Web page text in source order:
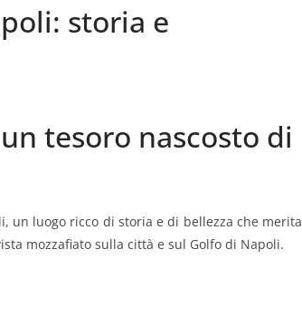
storia e
tesoro nascosto di
un luogo ricco di storia e di bellezza che merita
mozzafiato sulla città e sul Golfo di Napoli.